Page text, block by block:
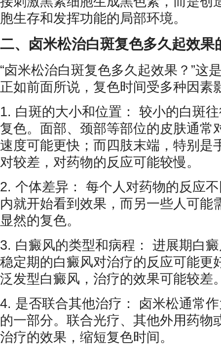
胞生存和发挥功能的局部环境。
二、卤米松治白斑复色多久起效果
“卤米松治白斑复色多久起效果？”这
正如前面所说，复色时间受多种因素
1. 白斑的大小和位置： 较小的白斑
复色。面部、颈部等部位的皮肤通常
速度可能更快；而四肢末端，特别是
对较差，对药物的反应可能较慢。
2. 个体差异： 每个人对药物的反应
内就开始看到效果，而另一些人可能
显然的复色。
3. 白癜风的类型和病程： 进展期白
稳定期的白癜风对治疗的反应可能更
泛发型白癜风，治疗的效果可能较差
4. 是否联合其他治疗： 卤米松通常
的一部分。联合光疗、其他外用药物
治疗的效果，缩短复色时间。